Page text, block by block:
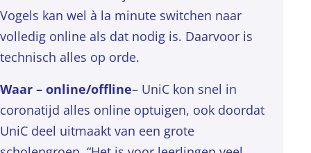
Vogels kan wel à la minute switchen naar
volledig online als dat nodig is. Daarvoor is
technisch alles op orde.
Waar – online/offline– UniC kon snel in
coronatijd alles online optuigen, ook doordat
UniC deel uitmaakt van een grote